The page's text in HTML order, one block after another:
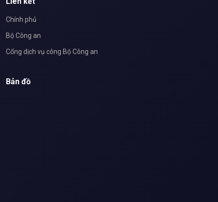
Chính phủ
Bộ Công an
Cổng dịch vụ công Bộ Công an
Bản đồ